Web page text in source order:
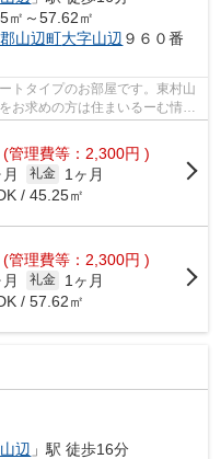
㎡～57.62㎡
山辺町大字山辺 ９６０番
トタイプのお部屋です。東村山
お求めの方は住まいるーむ情報
(管理費等：2,300円 )
礼金
1ヶ月
/ 45.25㎡
(管理費等：2,300円 )
礼金
1ヶ月
/ 57.62㎡
辺 」駅 徒歩16分